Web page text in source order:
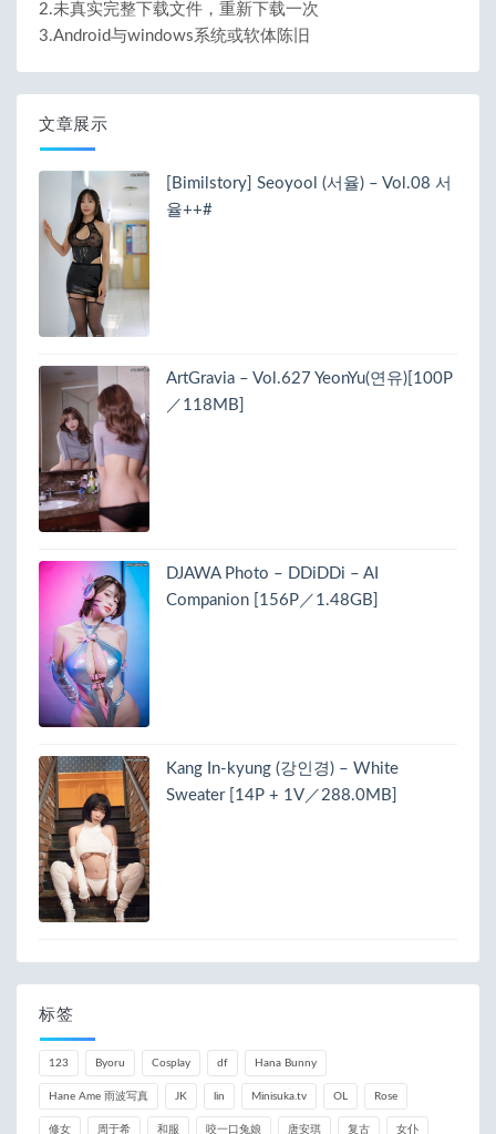
2.未真实完整下载文件，重新下载一次
3.Android与windows系统或软体陈旧
文章展示
[Bimilstory] Seoyool (서율) – Vol.08 서
율++#
ArtGravia – Vol.627 YeonYu(연유)[100P
／118MB]
DJAWA Photo – DDiDDi – AI
Companion [156P／1.48GB]
Kang In-kyung (강인경) – White
Sweater [14P + 1V／288.0MB]
标签
123 Byoru Cosplay df Hana Bunny
Hane Ame 雨波写真 JK lin Minisuka.tv OL Rose
修女 周于希 和服 咬一口兔娘 唐安琪 复古 女仆